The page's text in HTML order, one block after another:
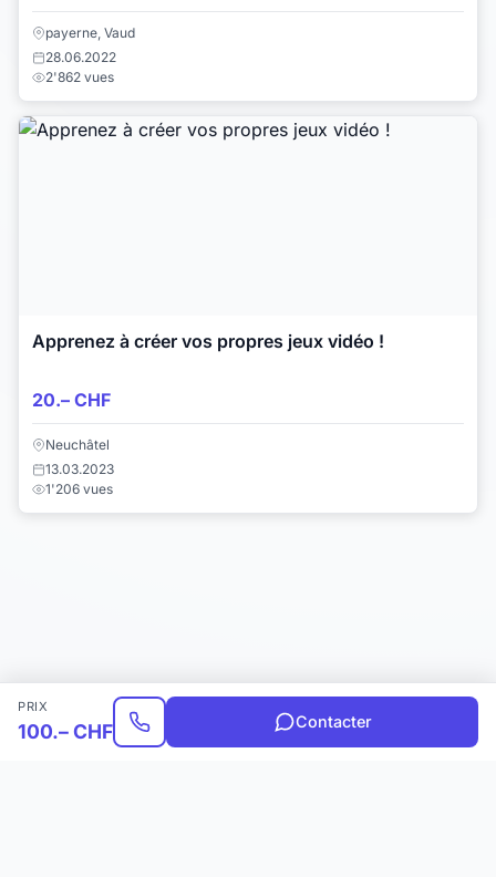
payerne, Vaud
28.06.2022
2'862 vues
Apprenez à créer vos propres jeux vidéo !
20.– CHF
Neuchâtel
13.03.2023
1'206 vues
PRIX
100.– CHF Contacter